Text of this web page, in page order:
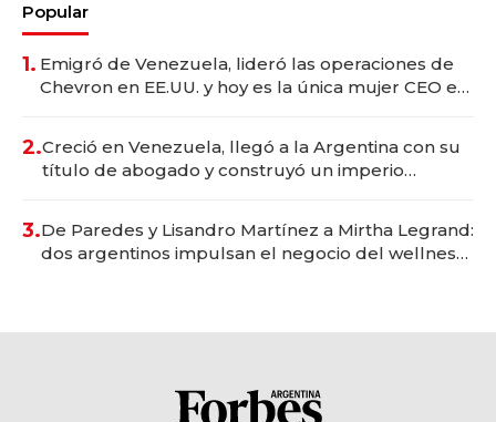
Popular
1. Emigró de Venezuela, lideró las operaciones de
Chevron en EE.UU. y hoy es la única mujer CEO en
2.Creció en Venezuela, llegó a la Argentina con su
título de abogado y construyó un imperio
3.De Paredes y Lisandro Martínez a Mirtha Legrand:
dos argentinos impulsan el negocio del wellness